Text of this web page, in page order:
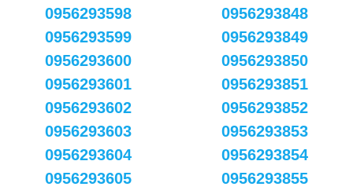
0956293598
0956293599
0956293600
0956293601
0956293602
0956293603
0956293604
0956293605
0956293848
0956293849
0956293850
0956293851
0956293852
0956293853
0956293854
0956293855